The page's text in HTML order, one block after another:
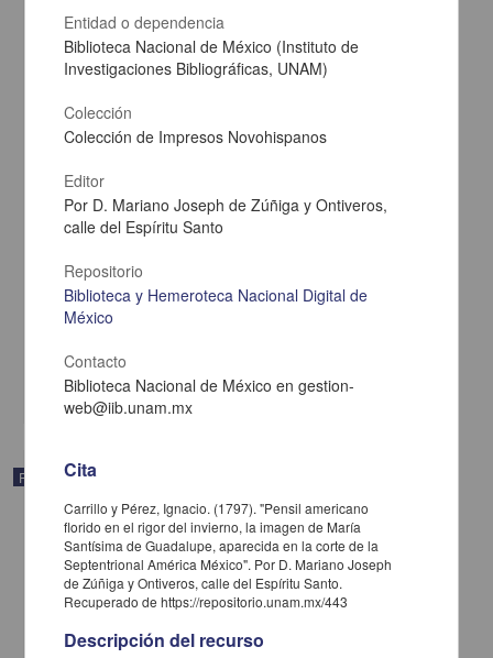
Gazetas de México
Multidisciplina
Publicación periódica
Entidad o dependencia
Biblioteca Nacional de México (Instituto de
Investigaciones Bibliográficas, UNAM)
Colección
Colección de Impresos Novohispanos
Editor
Por D. Mariano Joseph de Zúñiga y Ontiveros,
calle del Espíritu Santo
Repositorio
Biblioteca y Hemeroteca Nacional Digital de
México
Contacto
Biblioteca Nacional de México en gestion-
web@iib.unam.mx
Cita
Carrillo y Pérez, Ignacio. (1797). "Pensil americano
florido en el rigor del invierno, la imagen de María
Santísima de Guadalupe, aparecida en la corte de la
Septentrional América México". Por D. Mariano Joseph
de Zúñiga y Ontiveros, calle del Espíritu Santo.
Recuperado de https://repositorio.unam.mx/443
Descripción del recurso